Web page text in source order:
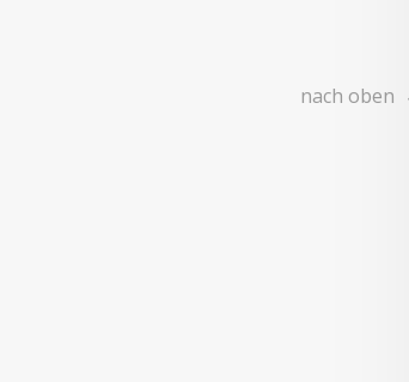
nach oben